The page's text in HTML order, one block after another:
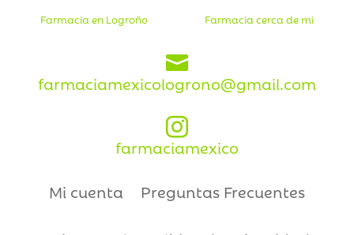
Farmacia en Logroño Farmacia cerca de mi

farmaciamexicologrono@gmail.com

farmaciamexico
Mi cuenta Preguntas Frecuentes